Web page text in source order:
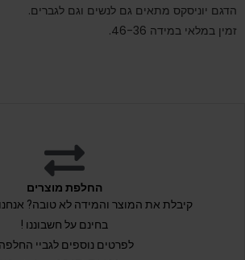
הדגם יוניסקס מתאים גם לנשים וגם לגברים.
זמין במלאי במידה 46-36.
החלפת מוצרים
קיבלת את המוצר והמידה לא טובה?
בחינם על חשבוננו !
לפרטים נוספים לגביי